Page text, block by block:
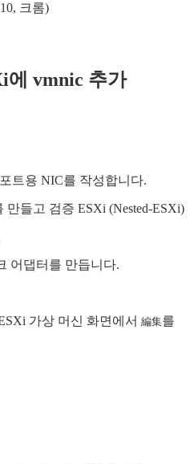
크롬)
에 vmnic 추가
트용 NIC를 작성합니다.
들고 검증 ESXi (Nested-ESXi)
어댑터를 만듭니다.
가상 머신 화면에서 編集를